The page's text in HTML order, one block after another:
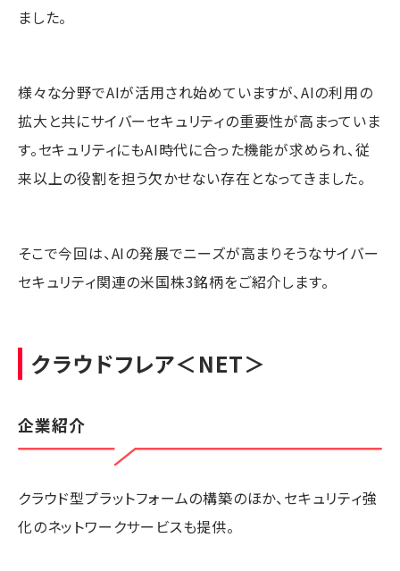
ました。
様々な分野でAIが活用され始めていますが、AIの利用の
拡大と共にサイバーセキュリティの重要性が高まっていま
す。セキュリティにもAI時代に合った機能が求められ、従
来以上の役割を担う欠かせない存在となってきました。
そこで今回は、AIの発展でニーズが高まりそうなサイバー
セキュリティ関連の米国株3銘柄をご紹介します。
クラウドフレア＜NET＞
企業紹介
クラウド型プラットフォームの構築のほか、セキュリティ強
化のネットワークサービスも提供。